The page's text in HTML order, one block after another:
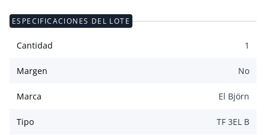
ESPECIFICACIONES DEL LOTE
Cantidad 1
Margen No
Marca El Björn
Tipo TF 3EL B